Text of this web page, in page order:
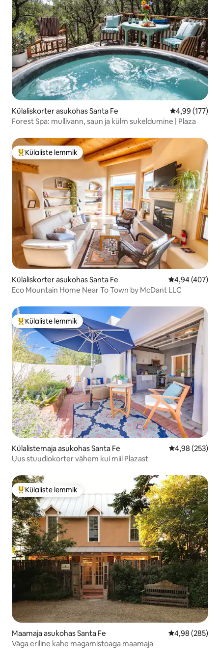
Külaliskorter asukohas Santa Fe Keskmine
4,99 (177)
Forest Spa: mullivann, saun ja külm sukeldumine | Plaza
Külaliste suur lemmik
Külaliste lemmik
Külaliskorter asukohas Santa Fe Keskmine
4,94 (407)
Eco Mountain Home Near To Town by McDant LLC
Külaliste suur lemmik
Külaliste lemmik
Külalistemaja asukohas Santa Fe Keskmine
4,98 (253)
Uus stuudiokorter vähem kui miil Plazast
Külaliste suur lemmik
Külaliste lemmik
Maamaja asukohas Santa Fe Keskmine
4,98 (285)
Väga eriline kahe magamistoaga maamaja